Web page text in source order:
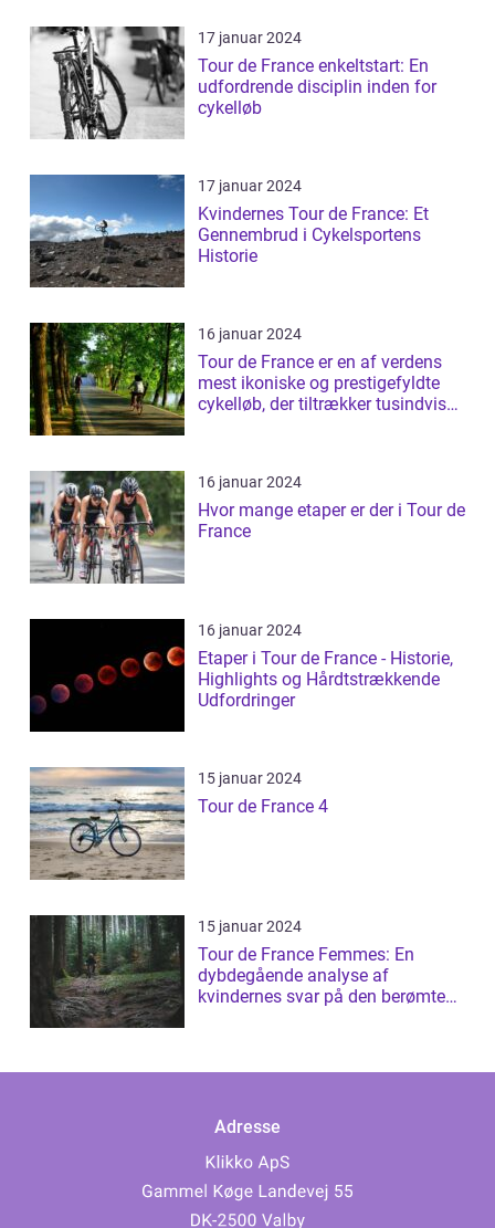
17 januar 2024
Tour de France enkeltstart: En
udfordrende disciplin inden for
cykelløb
17 januar 2024
Kvindernes Tour de France: Et
Gennembrud i Cykelsportens
Historie
16 januar 2024
Tour de France er en af verdens
mest ikoniske og prestigefyldte
cykelløb, der tiltrækker tusindvis
16 januar 2024
Hvor mange etaper er der i Tour de
France
16 januar 2024
Etaper i Tour de France - Historie,
Highlights og Hårdtstrækkende
Udfordringer
15 januar 2024
Tour de France 4
15 januar 2024
Tour de France Femmes: En
dybdegående analyse af
kvindernes svar på den berømte
Adresse